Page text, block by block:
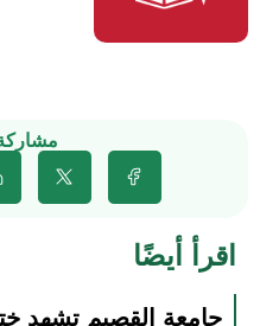
اقرأ أيضًا
جامعة القصيم تشهد